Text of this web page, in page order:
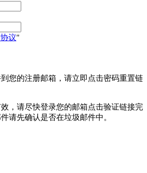
议"
您的注册邮箱，请立即点击密码重置链
，请尽快登录您的邮箱点击验证链接完
请先确认是否在垃圾邮件中。